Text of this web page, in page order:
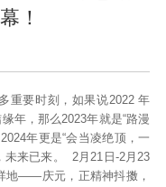
！
重要时刻，如果说2022 年
年，那么2023年就是“路漫
年更是“会当凌绝顶，一
未来已来。 2月21日-2月23
地——庆元，正精神抖擞，